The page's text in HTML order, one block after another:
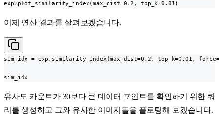
exp.plot_similarity_index(max_dist=0.2, top_k=0.01)
이제 연산 결과를 살펴보겠습니다.
sim_idx = exp.similarity_index(max_dist=0.2, top_k=0.01,
sim_idx
유사도 카운트가 30보다 큰 데이터 포인트를 확인하기 위한 쿼
리를 생성하고 그와 유사한 이미지들을 플로팅해 보겠습니다.